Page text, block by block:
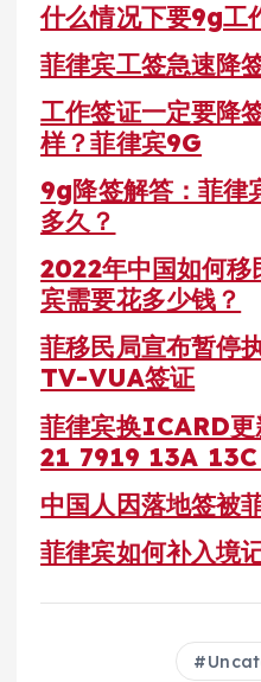
什么情况下要9g工
菲律宾工签急速降
工作签证一定要降
样？菲律宾9G
9g降签解答：菲律
多久？
2022年中国如何移
宾需要花多少钱？
菲移民局宣布暂停
TV-VUA签证
菲律宾换ICARD
21 7919 13A
中国人因落地签被
菲律宾如何补入境